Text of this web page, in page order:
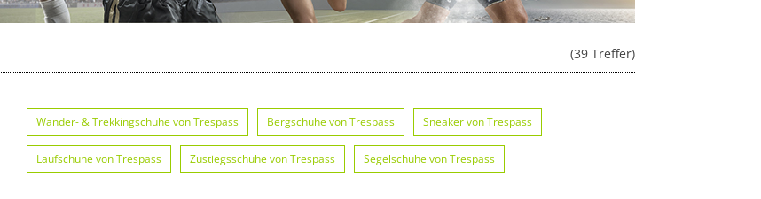
(39 Treffer)
Wander- & Trekkingschuhe von Trespass Bergschuhe von Trespass Sneaker von Trespass
Laufschuhe von Trespass Zustiegsschuhe von Trespass Segelschuhe von Trespass